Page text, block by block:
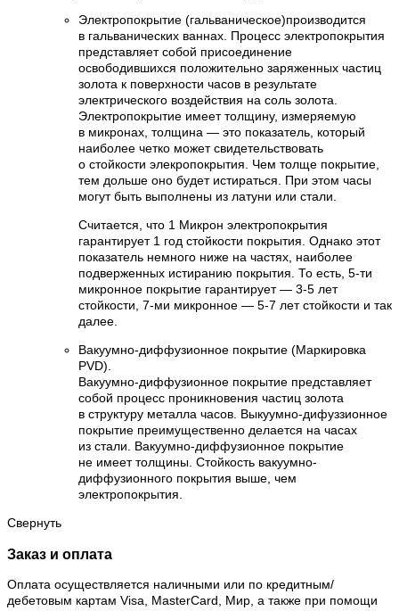
Электропокрытие (гальваническое)производится
в гальванических ваннах. Процесс электропокрытия
представляет собой присоединение
освободившихся положительно заряженных частиц
золота к поверхности часов в результате
электрического воздействия на соль золота.
Электропокрытие имеет толщину, измеряемую
в микронах, толщина — это показатель, который
наиболее четко может свидетельствовать
о стойкости элекропокрытия. Чем толще покрытие,
тем дольше оно будет истираться. При этом часы
могут быть выполнены из латуни или стали.
Считается, что 1 Микрон электропокрытия
гарантирует 1 год стойкости покрытия. Однако этот
показатель немного ниже на частях, наиболее
подверженных истиранию покрытия. То есть, 5-ти
микронное покрытие гарантирует — 3-5 лет
стойкости, 7-ми микронное — 5-7 лет стойкости и так
далее.
Вакуумно-диффузионное покрытие (Маркировка
PVD).
Вакуумно-диффузионное покрытие представляет
собой процесс проникновения частиц золота
в структуру металла часов. Выкуумно-дифуззионное
покрытие преимущественно делается на часах
из стали. Вакуумно-диффузионное покрытие
не имеет толщины. Стойкость вакуумно-
диффузионного покрытия выше, чем
электропокрытия.
Свернуть
Заказ и оплата
Оплата осуществляется наличными или по кредитным/
дебетовым картам Visa, MasterCard, Мир, а также при помощи